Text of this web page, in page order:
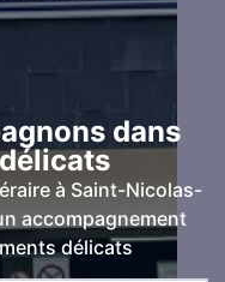
dans
à Saint-Nicolas-
accompagnement
délicats